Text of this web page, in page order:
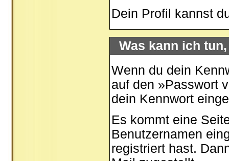
Dein Profil kannst
Was kann ich
Wenn du dein
auf den »Passwort
dein Kennwort
Es kommt eine
Benutzernamen
registriert hast.